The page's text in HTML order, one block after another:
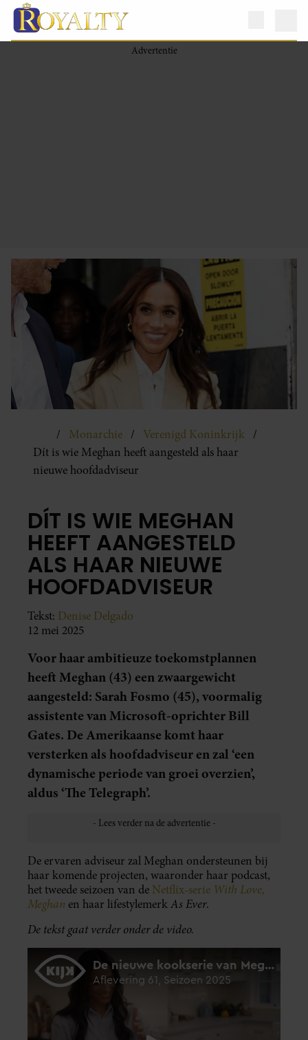
Monarchie
Verenigd Koninkrijk
Dít is wie Meghan heeft aangesteld als haar
nieuwe hoofdadviseur
DÍT IS WIE MEGHAN
HEEFT AANGESTELD
ALS HAAR NIEUWE
HOOFDADVISEUR
Tekst: Denise Delgado
12 mei 2025
Voor haar ambitieuze toekomstplannen
heeft Meghan (43) een zwaargewicht
aangesteld: Sarah Fosmo (45), voormalig
assistente van Microsoft-oprichter Bill
Gates. De Amerikaanse komt haar
versterken als hoofdadviseur en zal ‘een
dynamische periode van groei overzien’,
aldus ‘The Telegraph’.
De ervaren adviseur zal Meghan ondersteunen bij
haar komende projecten, waaronder haar podcast,
het tweede seizoen van de Netflix-serie With Love,
Meghan en haar lifestylemerkAs Ever.
De tekst gaat verder onder de video.